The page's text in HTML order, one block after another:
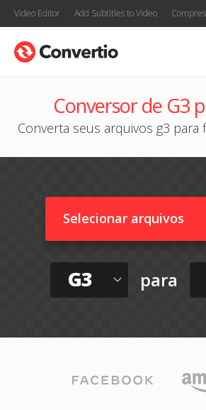
Video Editor Add Subtitles to Video
Conversor de G3
Converta seus arquivos g3 para
Selecionar arquivos
G3 para